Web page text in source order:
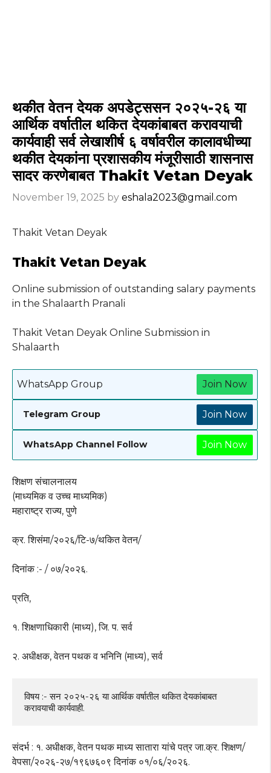
थकीत वेतन देयक अपडेट्ससन २०२५-२६ या
आर्थिक वर्षातील थकित देयकांबाबत करावयाची
कार्यवाही सर्व लेखाशीर्ष ६ वर्षावरील कालावधीच्या
थकीत देयकांना प्रशासकीय मंजूरीसाठी शासनास
सादर करणेबाबत Thakit Vetan Deyak
November 19, 2025 by eshala2023@gmail.com
Thakit Vetan Deyak
Thakit Vetan Deyak
Online submission of outstanding salary payments
in the Shalaarth Pranali
Thakit Vetan Deyak Online Submission in
Shalaarth
WhatsApp Group Join Now
Telegram Group Join Now
WhatsApp Channel Follow Join Now
शिक्षण संचालनालय
(माध्यमिक व उच्च माध्यमिक)
महाराष्ट्र राज्य, पुणे
क्र. शिसंमा/२०२६/टि-७/थकित वेतन/
दिनांक :- / ०७/२०२६.
प्रति,
१. शिक्षणाधिकारी (माध्य), जि. प. सर्व
२. अधीक्षक, वेतन पथक व भनिनि (माध्य), सर्व
विषय :- सन २०२५-२६ या आर्थिक वर्षातील थकित देयकांबाबत
करावयाची कार्यवाही.
संदर्भ : १. अधीक्षक, वेतन पथक माध्य सातारा यांचे पत्र जा.क्र. शिक्षण/
वेपसा/२०२६-२७/१९६७६०९ दिनांक ०१/०६/२०२६.